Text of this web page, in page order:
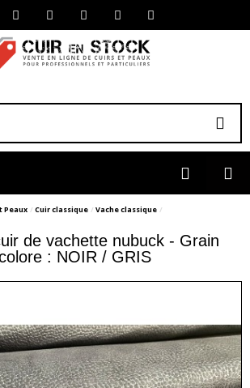
Peaux Cuir classique Vache classique
de vachette nubuck - Grain
: NOIR / GRIS